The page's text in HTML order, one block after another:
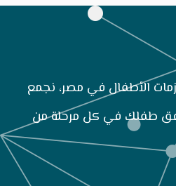
الأطفال في مصر، نجمع
طفلك في كل مرحلة من